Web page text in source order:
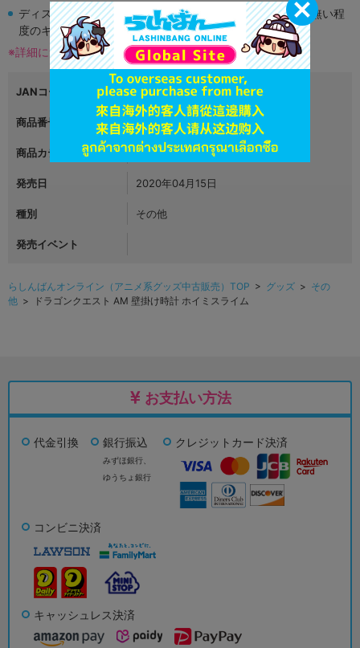
ディスク類の読み取り面のキズに関しまして再生に支障が無い程
度のキズがある場合がございます。
※詳細につきましてはコチラ
JANコード 4999999999999
商品番号 L03363718
商品カテゴリ グッズ
発売日 2020年04月15日
種別 その他
発売イベント
らしんばんオンライン（アニメ系グッズ中古販売）TOP > グッズ > その
他 > ドラゴンクエスト AM 壁掛け時計 ホイミスライム
お支払い方法
代金引換 銀行振込
みずほ銀行、
ゆうちょ銀行
クレジットカード決済
コンビニ決済
キャッシュレス決済